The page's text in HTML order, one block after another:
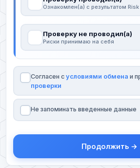
Ознакомлен(а) с результатом
Проверку не проводил(а)
Риски принимаю на себя
Согласен с условиями обмена и
проверки
Не запоминать введенные данные
Продолжить →